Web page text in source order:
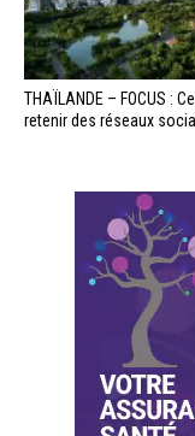
THAÏLANDE – FOCUS :
retenir des réseaux